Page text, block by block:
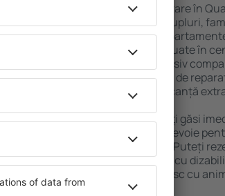
alege dintr-o ofertă variată de cazare în
pentru o singură persoană, cupluri,
și grupuri. Oaspeţii pot sta în
care oferă intimitate și sunt situate în
Facilitățile din apropiere, inclusiv
public, magazine, centre de
sau distracţie, garantează o vacanță
cazare de lux în Quarrata, veţi găsi
potrivească. Veți găsi tot ce aveți nevoie
de afaceri la destinația aleasă. Puteți
cu facilități pentru persoanele cu
precum și pentru cei care călătoresc cu